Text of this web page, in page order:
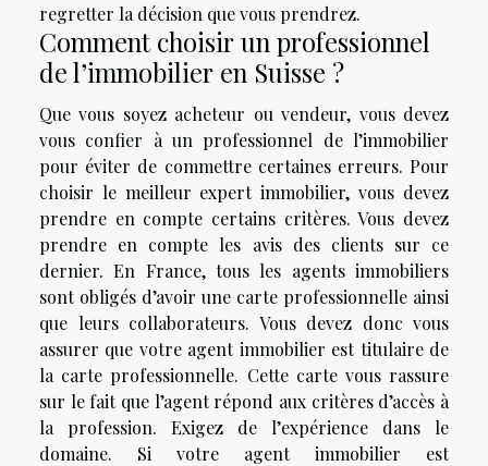
regretter la décision que vous prendrez.
Comment choisir un professionnel
de l’immobilier en Suisse ?
Que vous soyez acheteur ou vendeur, vous devez
vous confier à un professionnel de l’immobilier
pour éviter de commettre certaines erreurs. Pour
choisir le meilleur expert immobilier, vous devez
prendre en compte certains critères. Vous devez
prendre en compte les avis des clients sur ce
dernier. En France, tous les agents immobiliers
sont obligés d’avoir une carte professionnelle ainsi
que leurs collaborateurs. Vous devez donc vous
assurer que votre agent immobilier est titulaire de
la carte professionnelle. Cette carte vous rassure
sur le fait que l’agent répond aux critères d’accès à
la profession. Exigez de l’expérience dans le
domaine. Si votre agent immobilier est